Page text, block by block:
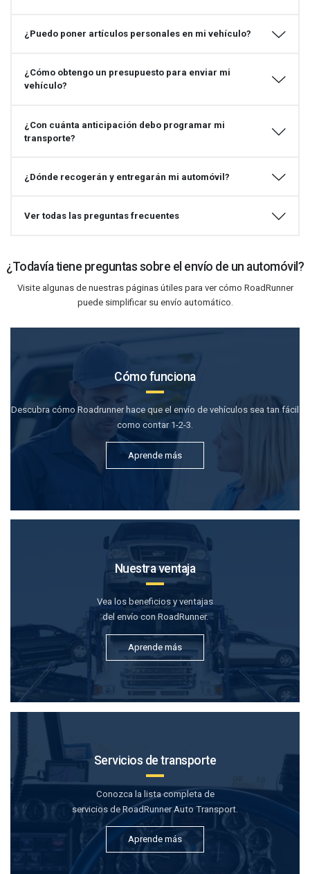
¿Puedo poner artículos personales en mi vehículo?
¿Cómo obtengo un presupuesto para enviar mi
vehículo?
¿Con cuánta anticipación debo programar mi
transporte?
¿Dónde recogerán y entregarán mi automóvil?
Ver todas las preguntas frecuentes
¿Todavía tiene preguntas sobre el envío de un automóvil?
Visite algunas de nuestras páginas útiles para ver cómo RoadRunner
puede simplificar su envío automático.
Cómo funciona
Descubra cómo Roadrunner hace que el envío de vehículos sea tan fácil
como contar 1-2-3.
Aprende más
Nuestra ventaja
Vea los beneficios y ventajas
del envío con RoadRunner.
Aprende más
Servicios de transporte
Conozca la lista completa de
servicios de RoadRunner Auto Transport.
Aprende más